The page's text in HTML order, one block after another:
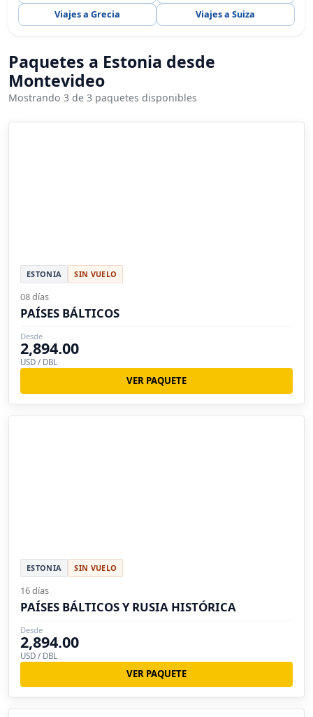
Viajes a Grecia
Viajes a Suiza
Paquetes a Estonia desde
Montevideo
Mostrando 3 de 3 paquetes disponibles
ESTONIA SIN VUELO
08 días
PAÍSES BÁLTICOS
Desde
2,894.00
USD / DBL
VER PAQUETE
ESTONIA SIN VUELO
16 días
PAÍSES BÁLTICOS Y RUSIA HISTÓRICA
Desde
2,894.00
USD / DBL
VER PAQUETE